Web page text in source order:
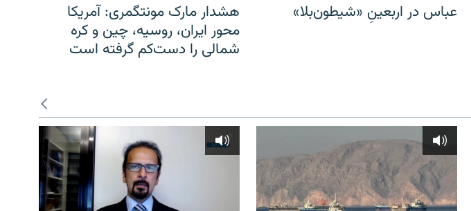
عباس در اربعینِ «شیطون‌بلا»
هشدار مارک مونتگمری: آمریکا
محور ایران، روسیه، چین و کره
شمالی را دست‌کم گرفته است